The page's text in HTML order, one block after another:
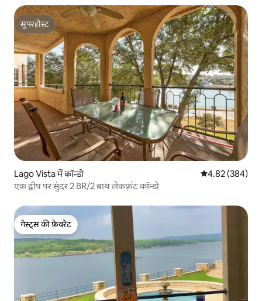
सुपरहोस्ट
सुपरहोस्ट
Lago Vista में कॉन्डो औसत रेटिंग 5 में से
4.82 (384)
एक द्वीप पर सुंदर 2 BR/2 बाथ लेकफ़्रंट कॉन्डो
गेस्ट्स की फ़ेवरेट
गेस्ट्स की फ़ेवरेट